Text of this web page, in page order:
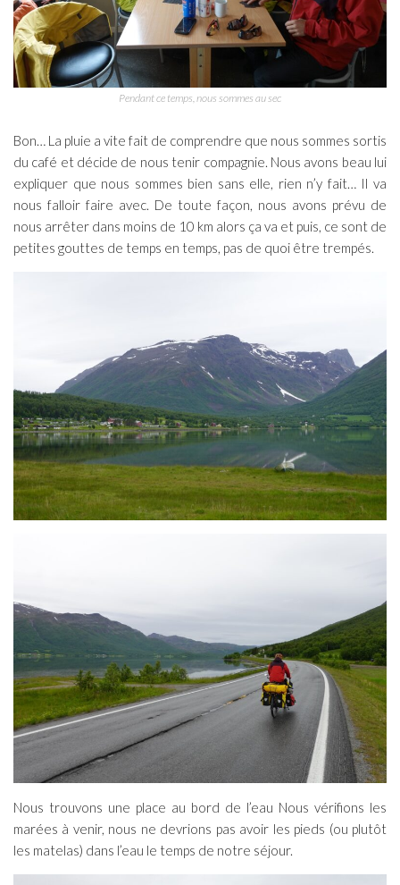
Pendant ce temps, nous sommes au sec
Bon… La pluie a vite fait de comprendre que nous sommes sortis
du café et décide de nous tenir compagnie. Nous avons beau lui
expliquer que nous sommes bien sans elle, rien n’y fait… Il va
nous falloir faire avec. De toute façon, nous avons prévu de
nous arrêter dans moins de 10 km alors ça va et puis, ce sont de
petites gouttes de temps en temps, pas de quoi être trempés.
Nous trouvons une place au bord de l’eau Nous vérifions les
marées à venir, nous ne devrions pas avoir les pieds (ou plutôt
les matelas) dans l’eau le temps de notre séjour.